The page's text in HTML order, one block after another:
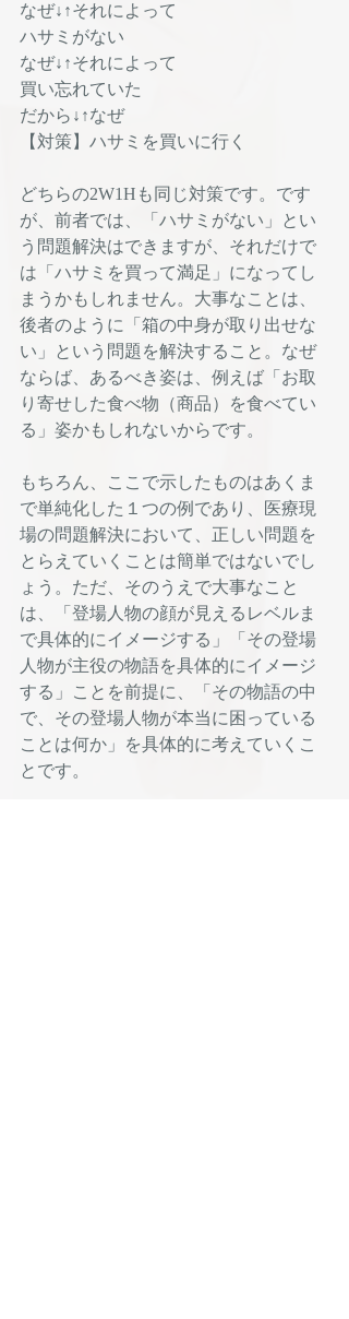
なぜ↓↑それによって
ハサミがない
なぜ↓↑それによって
買い忘れていた
だから↓↑なぜ
【対策】ハサミを買いに行く
どちらの2W1Hも同じ対策です。です
が、前者では、「ハサミがない」とい
う問題解決はできますが、それだけで
は「ハサミを買って満足」になってし
まうかもしれません。大事なことは、
後者のように「箱の中身が取り出せな
い」という問題を解決すること。なぜ
ならば、あるべき姿は、例えば「お取
り寄せした食べ物（商品）を食べてい
る」姿かもしれないからです。
もちろん、ここで示したものはあくま
で単純化した１つの例であり、医療現
場の問題解決において、正しい問題を
とらえていくことは簡単ではないでし
ょう。ただ、そのうえで大事なこと
は、「登場人物の顔が見えるレベルま
で具体的にイメージする」「その登場
人物が主役の物語を具体的にイメージ
する」ことを前提に、「その物語の中
で、その登場人物が本当に困っている
ことは何か」を具体的に考えていくこ
とです。